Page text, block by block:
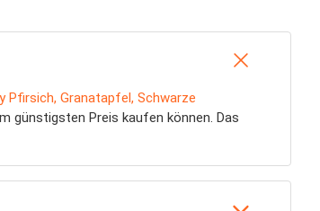
Pfirsich, Granatapfel, Schwarze
günstigsten Preis kaufen können. Das